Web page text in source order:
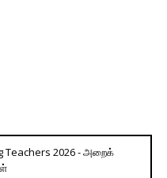
Teachers 2026 - அறைக்